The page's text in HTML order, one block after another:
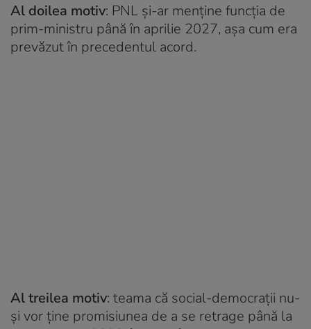
Al doilea motiv: PNL și-ar menține funcția de
prim-ministru până în aprilie 2027, așa cum era
prevăzut în precedentul acord.
Al treilea motiv: teama că social-democrații nu-
și vor ține promisiunea de a se retrage până la